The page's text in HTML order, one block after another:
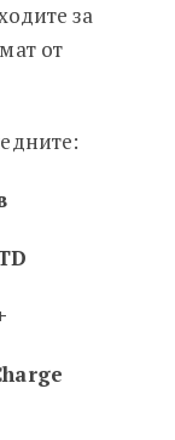
за
от